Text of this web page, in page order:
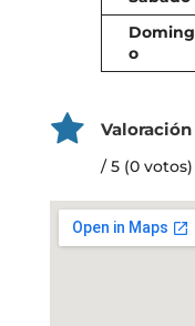
Doming
o
/ 5 (0 votos)